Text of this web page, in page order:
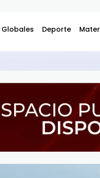
Globales Deporte